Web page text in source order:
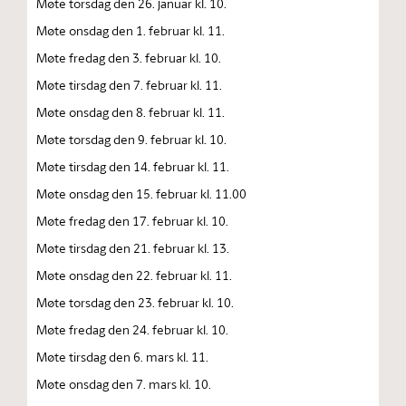
Møte onsdag den 1. februar kl. 11.
Møte fredag den 3. februar kl. 10.
Møte tirsdag den 7. februar kl. 11.
Møte onsdag den 8. februar kl. 11.
Møte torsdag den 9. februar kl. 10.
Møte tirsdag den 14. februar kl. 11.
Møte onsdag den 15. februar kl. 11.00
Møte fredag den 17. februar kl. 10.
Møte tirsdag den 21. februar kl. 13.
Møte onsdag den 22. februar kl. 11.
Møte torsdag den 23. februar kl. 10.
Møte fredag den 24. februar kl. 10.
Møte tirsdag den 6. mars kl. 11.
Møte onsdag den 7. mars kl. 10.